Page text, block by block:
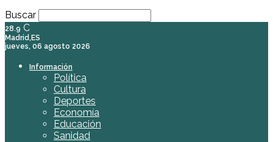
Buscar
28.9 C
Madrid,ES
jueves, 06 agosto 2026
Información
Política
Cultura
Deportes
Economía
Educación
Sanidad